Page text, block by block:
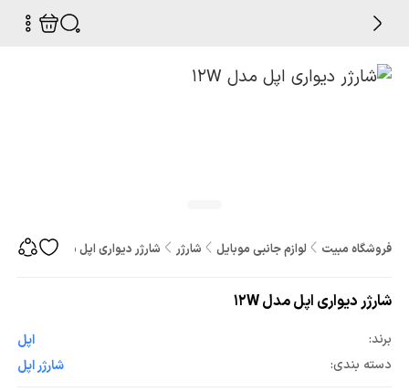
فروشگاه مبیت لوازم جانبی موبایل شارژر شارژر دیواری اپل مدل 12W
شارژر دیواری اپل مدل 12W
برند:
اپل
دسته بندی:
شارژر اپل